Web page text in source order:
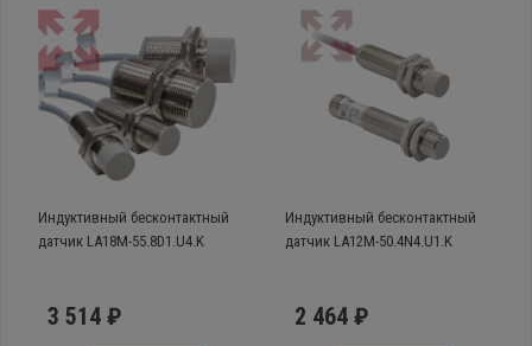
Индуктивный бесконтактный
датчик LA18M-55.8D1.U4.K
3 514 ₽
Индуктивный бесконтактный
датчик LA12M-50.4N4.U1.K
2 464 ₽